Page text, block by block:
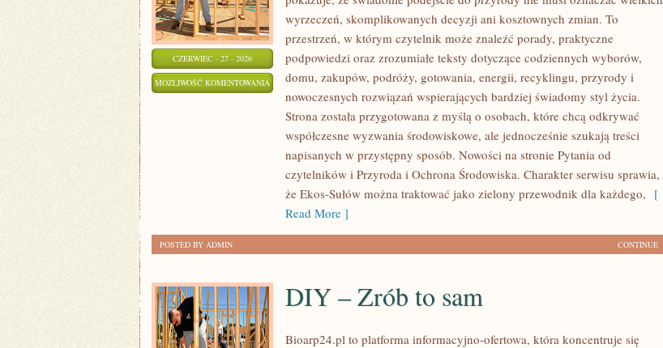
CZERWIEC - 27 - 2026
MOŻLIWOŚĆ KOMENTOWANIA TECHNOLOGIE
PLANETY
wyrzeczeń, skomplikowanych decyzji ani kosztownych zmian. To
przestrzeń, w którym czytelnik może znaleźć porady, praktyczne
podpowiedzi oraz zrozumiałe teksty dotyczące codziennych wyborów,
domu, zakupów, podróży, gotowania, energii, recyklingu, przyrody i
nowoczesnych rozwiązań wspierających bardziej świadomy styl życia.
Strona została przygotowana z myślą o osobach, które chcą odkrywać
współczesne wyzwania środowiskowe, ale jednocześnie szukają treści
napisanych w przystępny sposób. Nowości na stronie Pytania od
czytelników i Przyroda i Ochrona Środowiska. Charakter serwisu sprawia,
że Ekos-Sułów można traktować jako zielony przewodnik dla każdego, [
Read More ]
CONTINUE
POSTED BY ADMIN
DIY – Zrób to sam
Bioarp24.pl to platforma informacyjno-ofertowa, która koncentruje się